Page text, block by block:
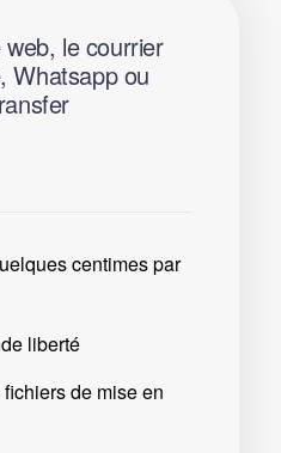
le courrier
Whatsapp ou
centimes par
liberté
de mise en